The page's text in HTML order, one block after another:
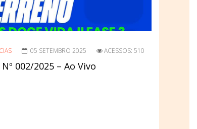
05 SETEMBRO 2025 ACESSOS: 510
002/2025 – Ao Vivo